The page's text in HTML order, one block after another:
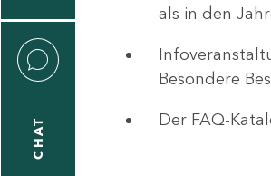
CHAT
als in den
Besondere
Der FAQ-